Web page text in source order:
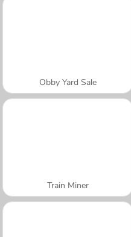
Obby Yard Sale
Train Miner